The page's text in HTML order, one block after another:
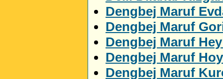
Dengbej Maruf
Dengbej Maruf
Dengbej Maruf
Dengbej Maruf
Dengbej Maruf